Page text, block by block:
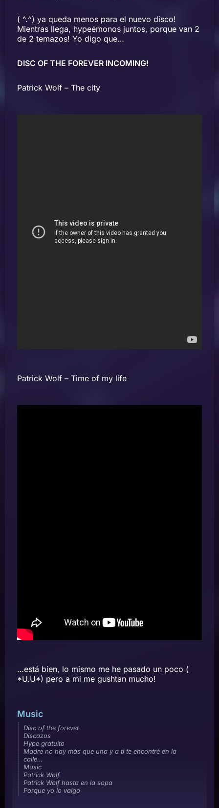
( ^.^) ya queda menos para el nuevo disco!
Mientras llega, hypeémonos juntos, porque van 2
de 2 temazos! Yo digo que…
DISC OF THE FOREVER INCOMING!
Patrick Wolf – The city
Patrick Wolf – Time of my life
…está bien, lo mismo me he pasado un poco (
*U.U*) pero a mi me gushtan mucho!
Music
Disc of the forever
Discazos
Hype gratuito
Madre no hay más que una y a ti te encontré en la
calle...
Music
Patrick Wolf
Patrick Wolf hasta en la sopa
Porque yo lo valgo